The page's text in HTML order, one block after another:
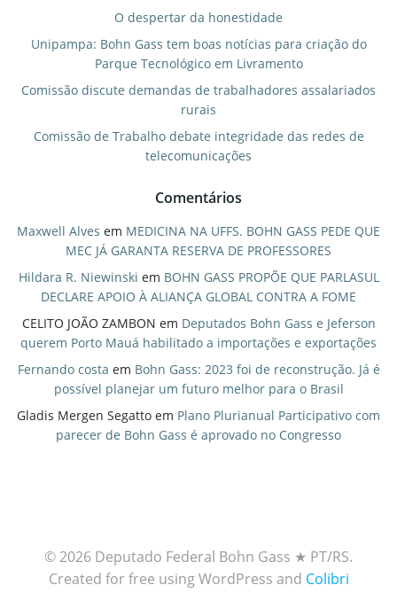
O despertar da honestidade
Unipampa: Bohn Gass tem boas notícias para criação do
Parque Tecnológico em Livramento
Comissão discute demandas de trabalhadores assalariados
rurais
Comissão de Trabalho debate integridade das redes de
telecomunicações
Comentários
Maxwell Alves em MEDICINA NA UFFS. BOHN GASS PEDE QUE
MEC JÁ GARANTA RESERVA DE PROFESSORES
Hildara R. Niewinski em BOHN GASS PROPÕE QUE PARLASUL
DECLARE APOIO À ALIANÇA GLOBAL CONTRA A FOME
CELITO JOÃO ZAMBON em Deputados Bohn Gass e Jeferson
querem Porto Mauá habilitado a importações e exportações
Fernando costa em Bohn Gass: 2023 foi de reconstrução. Já é
possível planejar um futuro melhor para o Brasil
Gladis Mergen Segatto em Plano Plurianual Participativo com
parecer de Bohn Gass é aprovado no Congresso
© 2026 Deputado Federal Bohn Gass ★ PT/RS.
Created for free using WordPress and Colibri